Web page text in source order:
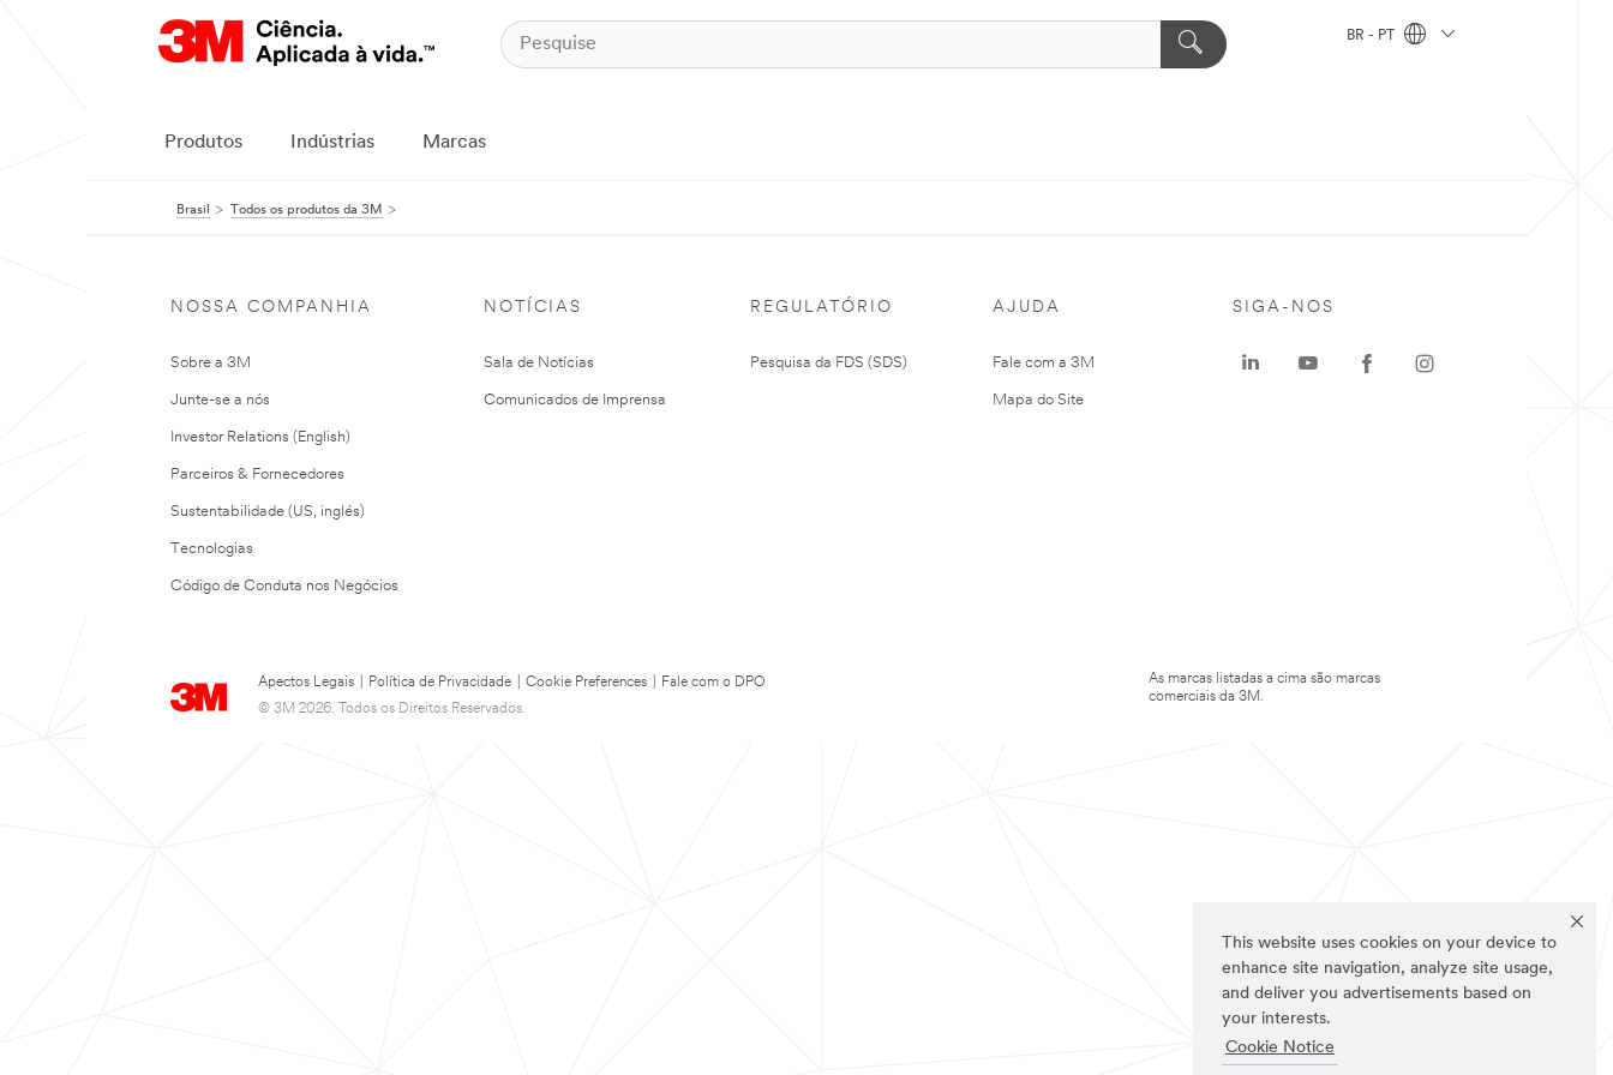
This website uses cookies on your device to
enhance site navigation, analyze site usage,
and deliver you advertisements based on
your interests.
Cookie Notice
BR - PT
Produtos Indústrias Marcas
Brasil Todos os produtos da 3M
NOSSA COMPANHIA
Sobre a 3M
Junte-se a nós
Investor Relations (English)
Parceiros & Fornecedores
Sustentabilidade (US, inglés)
Tecnologias
Código de Conduta nos Negócios
NOTÍCIAS
Sala de Notícias
Comunicados de Imprensa
REGULATÓRIO
Pesquisa da FDS (SDS)
AJUDA
Fale com a 3M
Mapa do Site
Apectos Legais Política de Privacidade Cookie Preferences
Fale com o DPO
© 3M 2026. Todos os Direitos Reservados.
SIGA-NOS
As marcas listadas a cima são marcas
comerciais da 3M.